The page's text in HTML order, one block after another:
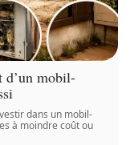
d’un mobil-
dans un mobil-
à moindre coût ou